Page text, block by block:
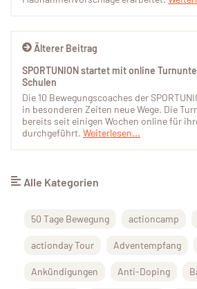
Älterer Beitrag
SPORTUNION startet mit online
Schulen
Die 10 Bewegungscoaches der
in besonderen Zeiten neue Wege. Die
bereits seit einigen Wochen online für
durchgeführt. Weiterlesen...
Alle Kategorien
50 Tage Bewegung actioncamp
actionday Tour Adventempfang
Ankündigungen Anti-Doping